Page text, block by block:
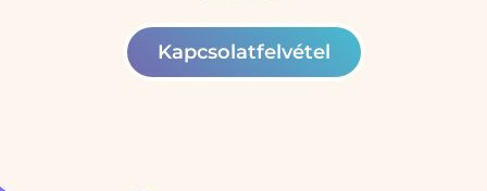
Kapcsolatfelvétel